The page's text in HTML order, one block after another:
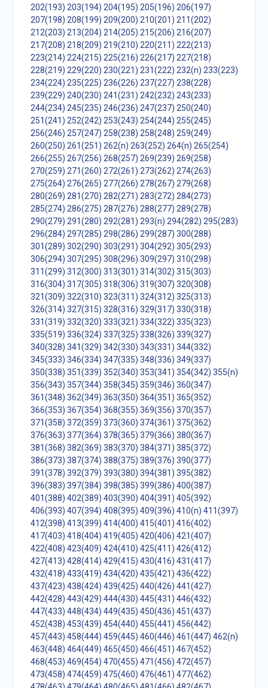
202(193) 203(194) 204(195) 205(196) 206(197)
207(198) 208(199) 209(200) 210(201) 211(202)
212(203) 213(204) 214(205) 215(206) 216(207)
217(208) 218(209) 219(210) 220(211) 222(213)
223(214) 224(215) 225(216) 226(217) 227(218)
228(219) 229(220) 230(221) 231(222) 232(n) 233(223)
234(224) 235(225) 236(226) 237(227) 238(228)
239(229) 240(230) 241(231) 242(232) 243(233)
244(234) 245(235) 246(236) 247(237) 250(240)
251(241) 252(242) 253(243) 254(244) 255(245)
256(246) 257(247) 258(238) 258(248) 259(249)
260(250) 261(251) 262(n) 263(252) 264(n) 265(254)
266(255) 267(256) 268(257) 269(239) 269(258)
270(259) 271(260) 272(261) 273(262) 274(263)
275(264) 276(265) 277(266) 278(267) 279(268)
280(269) 281(270) 282(271) 283(272) 284(273)
285(274) 286(275) 287(276) 288(277) 289(278)
290(279) 291(280) 292(281) 293(n) 294(282) 295(283)
296(284) 297(285) 298(286) 299(287) 300(288)
301(289) 302(290) 303(291) 304(292) 305(293)
306(294) 307(295) 308(296) 309(297) 310(298)
311(299) 312(300) 313(301) 314(302) 315(303)
316(304) 317(305) 318(306) 319(307) 320(308)
321(309) 322(310) 323(311) 324(312) 325(313)
326(314) 327(315) 328(316) 329(317) 330(318)
331(319) 332(320) 333(321) 334(322) 335(323)
335(519) 336(324) 337(325) 338(326) 339(327)
340(328) 341(329) 342(330) 343(331) 344(332)
345(333) 346(334) 347(335) 348(336) 349(337)
350(338) 351(339) 352(340) 353(341) 354(342) 355(n)
356(343) 357(344) 358(345) 359(346) 360(347)
361(348) 362(349) 363(350) 364(351) 365(352)
366(353) 367(354) 368(355) 369(356) 370(357)
371(358) 372(359) 373(360) 374(361) 375(362)
376(363) 377(364) 378(365) 379(366) 380(367)
381(368) 382(369) 383(370) 384(371) 385(372)
386(373) 387(374) 388(375) 389(376) 390(377)
391(378) 392(379) 393(380) 394(381) 395(382)
396(383) 397(384) 398(385) 399(386) 400(387)
401(388) 402(389) 403(390) 404(391) 405(392)
406(393) 407(394) 408(395) 409(396) 410(n) 411(397)
412(398) 413(399) 414(400) 415(401) 416(402)
417(403) 418(404) 419(405) 420(406) 421(407)
422(408) 423(409) 424(410) 425(411) 426(412)
427(413) 428(414) 429(415) 430(416) 431(417)
432(418) 433(419) 434(420) 435(421) 436(422)
437(423) 438(424) 439(425) 440(426) 441(427)
442(428) 443(429) 444(430) 445(431) 446(432)
447(433) 448(434) 449(435) 450(436) 451(437)
452(438) 453(439) 454(440) 455(441) 456(442)
457(443) 458(444) 459(445) 460(446) 461(447) 462(n)
463(448) 464(449) 465(450) 466(451) 467(452)
468(453) 469(454) 470(455) 471(456) 472(457)
473(458) 474(459) 475(460) 476(461) 477(462)